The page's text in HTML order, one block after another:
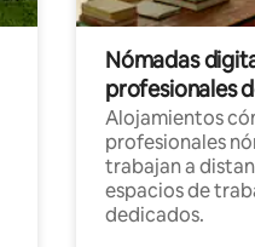
Nómadas
profesionales
Alojamientos
profesionales
trabajan a
espacios de
dedicados.